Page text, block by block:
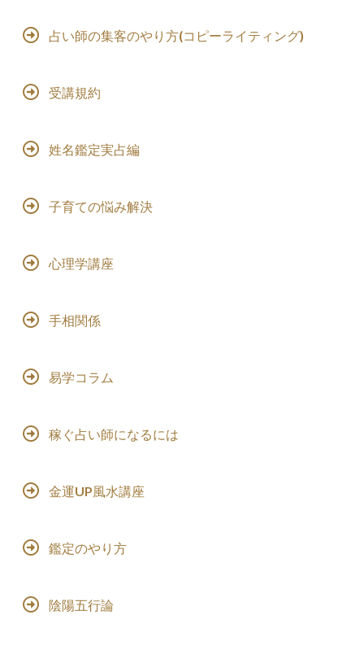
占い師の集客のやり方(コピーライティング)
受講規約
姓名鑑定実占編
子育ての悩み解決
心理学講座
手相関係
易学コラム
稼ぐ占い師になるには
金運UP風水講座
鑑定のやり方
陰陽五行論